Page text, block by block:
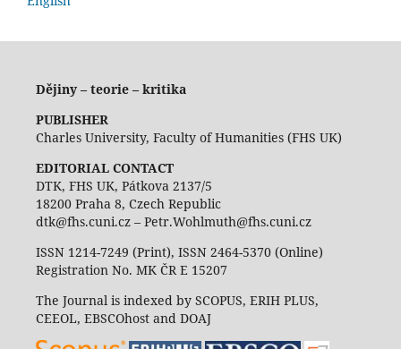
Dějiny – teorie – kritika
PUBLISHER
Charles University, Faculty of Humanities (FHS UK)
EDITORIAL CONTACT
DTK, FHS UK, Pátkova 2137/5
18200 Praha 8, Czech Republic
dtk@fhs.cuni.cz – Petr.Wohlmuth@fhs.cuni.cz
ISSN 1214-7249 (Print), ISSN 2464-5370 (Online)
Registration No. MK ČR E 15207
The Journal is indexed by SCOPUS, ERIH PLUS,
CEEOL, EBSCOhost and DOAJ